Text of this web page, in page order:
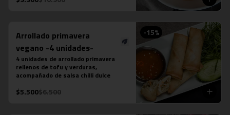
acompañas los distintos currys que
-Panang: Maní y pimentón rojo
-Rojo: Cebolla morada, albahaca
fresca, jugo de piña y tomate
-Verde: Berenjenas, cebolla morada y
albahaca fresca
-15%
Arrollado primavera
vegano -4 unidades-
4 unidades de arrollado primavera
rellenos de tofu y verduras,
acompañado de salsa chilli dulce
$5.500$6.500